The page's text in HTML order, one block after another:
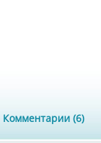
Комментарии (6)